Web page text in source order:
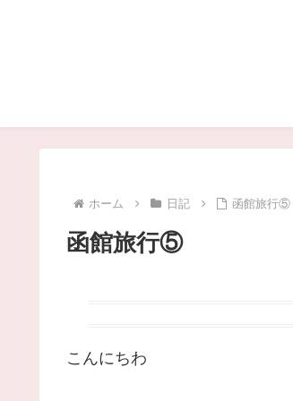
ホーム 日記 函館旅行⑤
函館旅行⑤
こんにちわ